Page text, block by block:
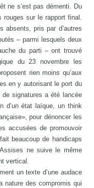
ne s’est pas démenti. Du
sur le rapport final.
absents, pris par d’autres
– parmi lesquels deux
du parti – ont trouvé
du 23 novembre les
rien moins qu’aux
en y autorisant le port du
signatures a été lancée
d’un état laïque, un think
pour dénoncer les
accusées de promouvoir
beaucoup de handicaps
ne suive le même
vertical.
un texte d’une audace
nature des compromis qui